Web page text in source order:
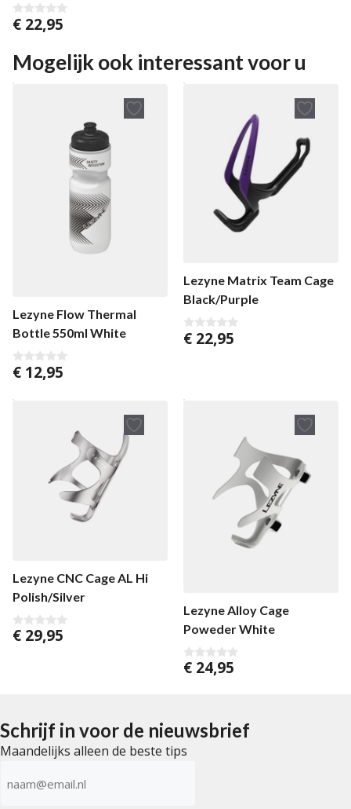
0
v
n
5
€ 22,95
Mogelijk ook interessant voor u
Lezyne Flow Thermal
Bottle 550ml White
0
v
n
€ 12,95
Lezyne Matrix Team Cage
Black/Purple
0
v
€ 22,95
Lezyne CNC Cage AL Hi
Polish/Silver
0
€ 29,95
Lezyne Alloy Cage
Poweder White
0
€ 24,95
Schrijf in voor de nieuwsbrief
Maandelijks alleen de beste tips
mailadres